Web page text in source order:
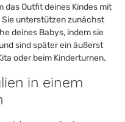
das Outfit deines Kindes mit
unterstützen zunächst
deines Babys, indem sie
sind später ein äußerst
oder beim Kinderturnen.
in einem